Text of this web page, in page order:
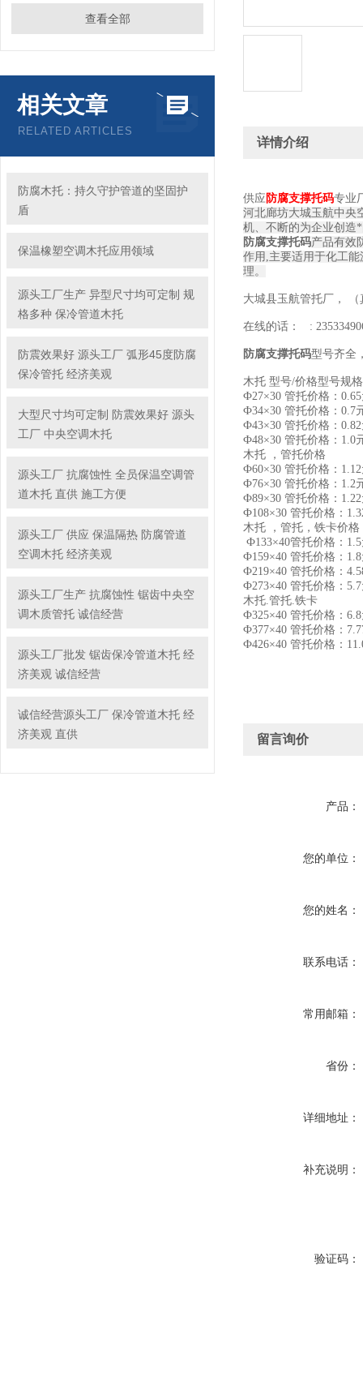
查看全部
相关文章
RELATED ARTICLES
防腐木托：持久守护管道的坚固护
盾
保温橡塑空调木托应用领域
源头工厂生产 异型尺寸均可定制 规
格多种 保冷管道木托
防震效果好 源头工厂 弧形45度防腐
保冷管托 经济美观
大型尺寸均可定制 防震效果好 源头
工厂 中央空调木托
源头工厂 抗腐蚀性 全员保温空调管
道木托 直供 施工方便
源头工厂 供应 保温隔热 防腐管道
空调木托 经济美观
源头工厂生产 抗腐蚀性 锯齿中央空
调木质管托 诚信经营
源头工厂批发 锯齿保冷管道木托 经
济美观 诚信经营
诚信经营源头工厂 保冷管道木托 经
济美观 直供
详情介绍
供应防腐支撑托码专业
河北廊坊大城玉航中央
机、不断的为企业创造
防腐支撑托码产品有效
作用,主要适用于化工
理。
大城县玉航管托厂，
在线的话： :
防腐支撑托码型号齐全
木托 型号/价格型号规
Ф27×30 管托价格：0.6
Ф34×30 管托价格：0.7
Ф43×30 管托价格：0.8
Ф48×30 管托价格：1.0
木托 ，管托价格
Ф60×30 管托价格：1.1
Ф76×30 管托价格：1.2
Ф89×30 管托价格：1.22
Ф108×30 管托价格：1.
木托 ，管托，铁卡价格
Ф133×40管托价格：1.5
Ф159×40 管托价格：1.8
Ф219×40 管托价格：4.
Ф273×40 管托价格：5.7
木托.管托.铁卡
Ф325×40 管托价格：6.8
Ф377×40 管托价格：7.
Ф426×40 管托价格：11.
留言询价
产品：
您的单位：
您的姓名：
联系电话：
常用邮箱：
省份：
详细地址：
补充说明：
验证码：